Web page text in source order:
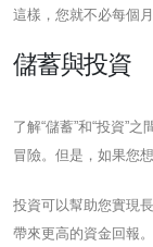
這樣，您就不必每個
儲蓄與投資
了解“儲蓄”和“投資”
冒險。但是，如果您
投資可以幫助您實現
帶來更高的資金回報。